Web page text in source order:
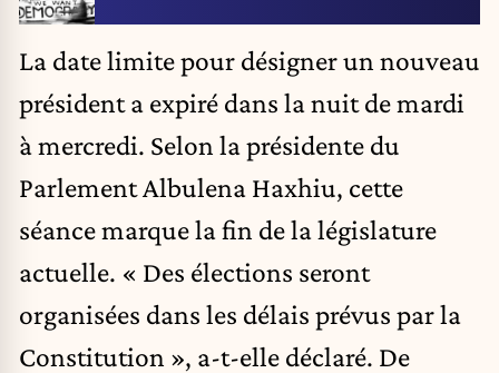
La date limite pour désigner un nouveau
président a expiré dans la nuit de mardi
à mercredi. Selon la présidente du
Parlement Albulena Haxhiu, cette
séance marque la fin de la législature
actuelle. « Des élections seront
organisées dans les délais prévus par la
Constitution », a-t-elle déclaré. De